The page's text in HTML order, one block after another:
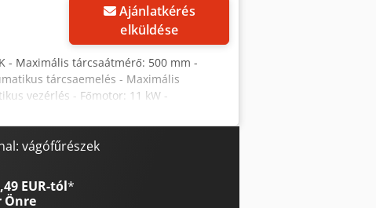
Ajánlatkérés
elküldése
- Maximális tárcsaátmérő: 500 mm -
tárcsaemelés - Maximális
vezérlés - Főmotor: 11 kW -
Asztal magassága az alapzattól: 810 mm
mag): 2700x720x900 mm - 3
- Görgő mérete: 530 mm - 6 darab
mag): 2050x700x800 mm - Görgő
felszerelve - Gép méretei
– 2 görgős asztal – Olasz gyártás –
vágófűrészek
EUR-tól*
Önre